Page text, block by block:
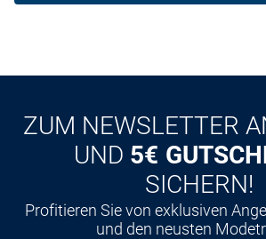
ZUM NEWSLETTER
UND 5€
SICHERN!
Profitieren Sie von exklusiven
und den neusten